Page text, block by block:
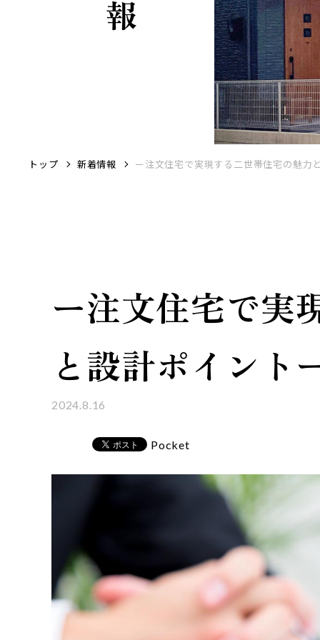
トップ 新着情報 ー注文住宅で実現する二世帯住宅の魅力
ー注文住宅で実
と設計ポイント
2024.8.16
Pocket